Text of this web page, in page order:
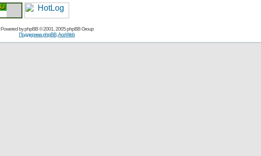
Powered byphpBB© 2001, 2005 phpBB Group
Поддержка phpBB AceWeb